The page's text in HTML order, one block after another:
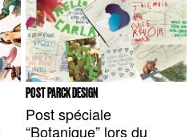
POST PARCK DESIGN
Post spéciale
“Botanique” lors du